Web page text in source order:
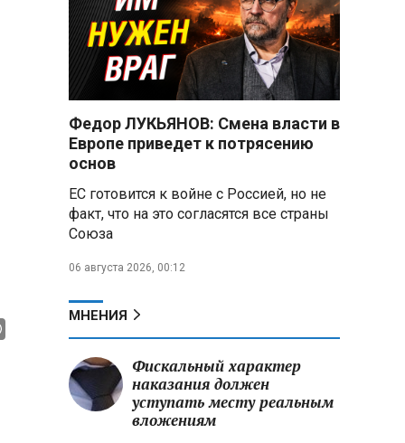
Федор ЛУКЬЯНОВ: Смена власти в
Европе приведет к потрясению
основ
ЕС готовится к войне с Россией, но не
факт, что на это согласятся все страны
Союза
06 августа 2026, 00:12
МНЕНИЯ
Фискальный характер
наказания должен
уступать месту реальным
вложениям